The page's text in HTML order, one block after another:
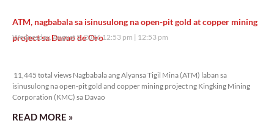
ATM, nagbabala sa isinusulong na open-pit gold at copper mining
project sa Davao de Oro
Wednesday, August 5, 2026 12:53 pm 12:53 pm
11,445 total views Nagbabala ang Alyansa Tigil Mina (ATM) laban sa
isinusulong na open-pit gold and copper mining project ng Kingking Mining
Corporation (KMC) sa Davao
READ MORE »